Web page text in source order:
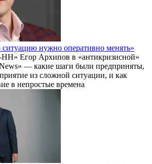
ситуацию нужно оперативно менять»
НН» Егор Архипов в «антикризисной»
— какие шаги были предприняты,
из сложной ситуации, и как
в непростые времена